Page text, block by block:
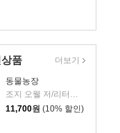
품
동물농장
11,700원 (10% 할인)
더보기